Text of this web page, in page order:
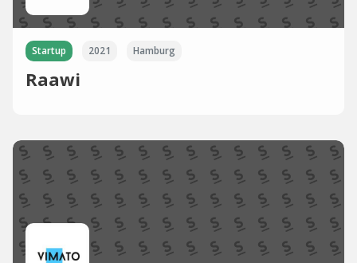
Startup 2021 Hamburg
Raawi